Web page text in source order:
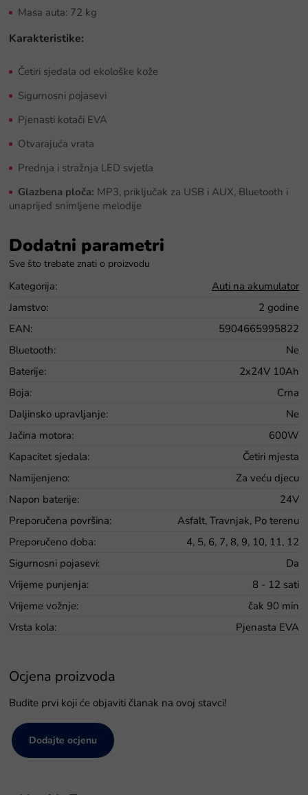
Masa auta: 72 kg
Karakteristike:
Četiri sjedala od ekološke kože
Sigurnosni pojasevi
Pjenasti kotači EVA
Otvarajuća vrata
Prednja i stražnja LED svjetla
Glazbena ploča: MP3, priključak za USB i AUX, Bluetooth i
unaprijed snimljene melodije
Dodatni parametri
Kategorija:
Auti na akumulator
Jamstvo:
2 godine
EAN:
5904665995822
Bluetooth:
Ne
Baterije:
2x24V 10Ah
Boja:
Crna
Daljinsko upravljanje:
Ne
Jačina motora:
600W
Kapacitet sjedala:
Četiri mjesta
Namijenjeno:
Za veću djecu
Napon baterije:
24V
Preporučena površina:
Asfalt, Travnjak, Po terenu
Preporučeno doba:
4, 5, 6, 7, 8, 9, 10, 11, 12
Sigurnosni pojasevi:
Da
Vrijeme punjenja:
8 - 12 sati
Vrijeme vožnje:
čak 90 min
Vrsta kola: Pjenasta EVA
Ocjena proizvoda
Budite prvi koji će objaviti članak na ovoj stavci!
Dodajte ocjenu